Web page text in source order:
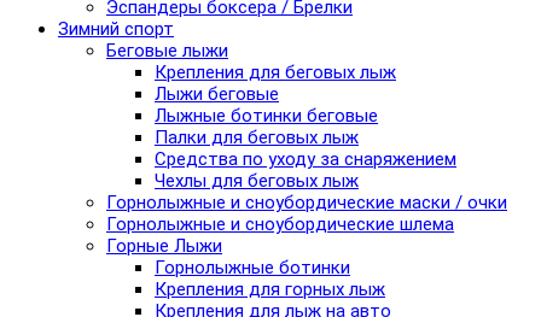
Эспандеры боксера / Брелки
Зимний спорт
Беговые лыжи
Крепления для беговых лыж
Лыжи беговые
Лыжные ботинки беговые
Палки для беговых лыж
Средства по уходу за снаряжением
Чехлы для беговых лыж
Горнолыжные и сноубордические маски / очки
Горнолыжные и сноубордические шлема
Горные Лыжи
Горнолыжные ботинки
Крепления для горных лыж
Крепления для лыж на авто